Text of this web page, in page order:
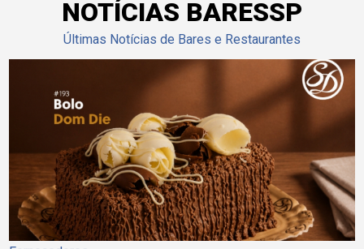
NOTÍCIAS BARESSP
Últimas Notícias de Bares e Restaurantes